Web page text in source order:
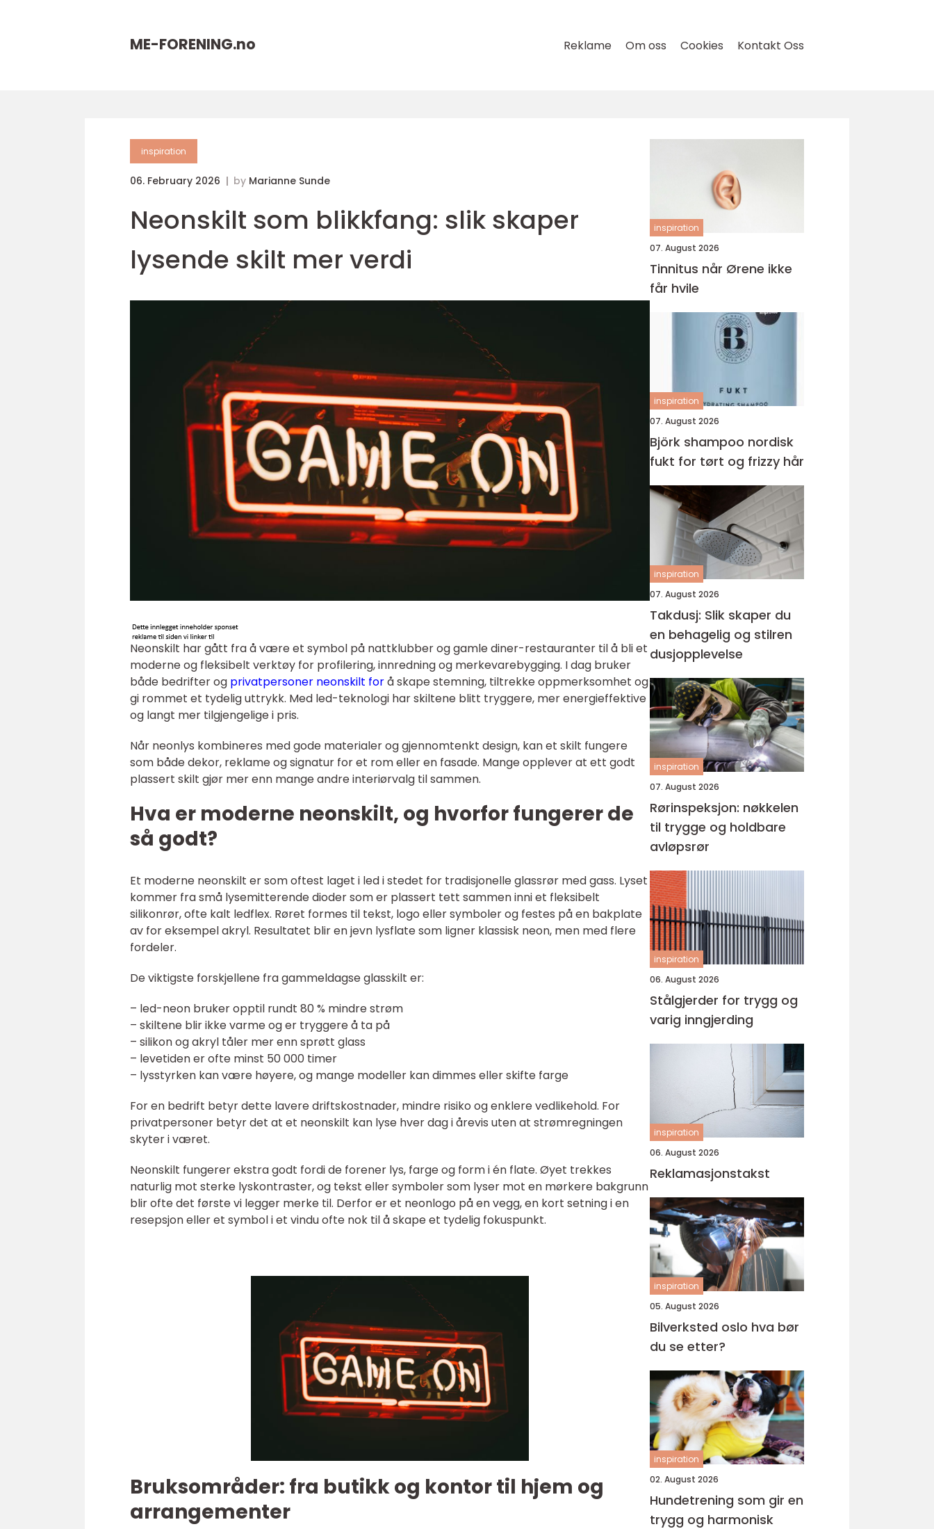
ME-FORENING.no Reklame Om oss Cookies Kontakt Oss
inspiration
06. February 2026 by Marianne Sunde
Neonskilt som blikkfang: slik skaper
lysende skilt mer verdi
Neonskilt har gått fra å være et symbol på nattklubber og gamle diner-restauranter til å bli et
moderne og fleksibelt verktøy for profilering, innredning og merkevarebygging. I dag bruker
både bedrifter og privatpersoner neonskilt forå skape stemning, tiltrekke oppmerksomhet og
gi rommet et tydelig uttrykk. Med led-teknologi har skiltene blitt tryggere, mer energieffektive
og langt mer tilgjengelige i pris.
Når neonlys kombineres med gode materialer og gjennomtenkt design, kan et skilt fungere
som både dekor, reklame og signatur for et rom eller en fasade. Mange opplever at ett godt
plassert skilt gjør mer enn mange andre interiørvalg til sammen.
Hva er moderne neonskilt, og hvorfor fungerer de
så godt?
Et moderne neonskilt er som oftest laget i led i stedet for tradisjonelle glassrør med gass. Lyset
kommer fra små lysemitterende dioder som er plassert tett sammen inni et fleksibelt
silikonrør, ofte kalt ledflex. Røret formes til tekst, logo eller symboler og festes på en bakplate
av for eksempel akryl. Resultatet blir en jevn lysflate som ligner klassisk neon, men med flere
fordeler.
De viktigste forskjellene fra gammeldagse glasskilt er:
– led-neon bruker opptil rundt 80 % mindre strøm
– skiltene blir ikke varme og er tryggere å ta på
– silikon og akryl tåler mer enn sprøtt glass
– levetiden er ofte minst 50 000 timer
– lysstyrken kan være høyere, og mange modeller kan dimmes eller skifte farge
For en bedrift betyr dette lavere driftskostnader, mindre risiko og enklere vedlikehold. For
privatpersoner betyr det at et neonskilt kan lyse hver dag i årevis uten at strømregningen
skyter i været.
Neonskilt fungerer ekstra godt fordi de forener lys, farge og form i én flate. Øyet trekkes
naturlig mot sterke lyskontraster, og tekst eller symboler som lyser mot en mørkere bakgrunn
blir ofte det første vi legger merke til. Derfor er et neonlogo på en vegg, en kort setning i en
resepsjon eller et symbol i et vindu ofte nok til å skape et tydelig fokuspunkt.
Bruksområder: fra butikk og kontor til hjem og
arrangementer
inspiration
07. August 2026
Tinnitus når Ørene ikke
får hvile
inspiration
07. August 2026
Björk shampoo nordisk
fukt for tørt og frizzy hår
inspiration
07. August 2026
Takdusj: Slik skaper du
en behagelig og stilren
dusjopplevelse
inspiration
07. August 2026
Rørinspeksjon: nøkkelen
til trygge og holdbare
avløpsrør
inspiration
06. August 2026
Stålgjerder for trygg og
varig inngjerding
inspiration
06. August 2026
Reklamasjonstakst
inspiration
05. August 2026
Bilverksted oslo hva bør
du se etter?
inspiration
02. August 2026
Hundetrening som gir en
trygg og harmonisk